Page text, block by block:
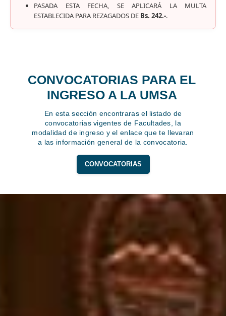
PASADA ESTA FECHA, SE APLICARÁ LA MULTA
ESTABLECIDA PARA REZAGADOS DE Bs. 242.-.
CONVOCATORIAS PARA EL
INGRESO A LA UMSA
En esta sección encontraras el listado de
convocatorias vigentes de Facultades, la
modalidad de ingreso y el enlace que te llevaran
a las información general de la convocatoria.
CONVOCATORIAS